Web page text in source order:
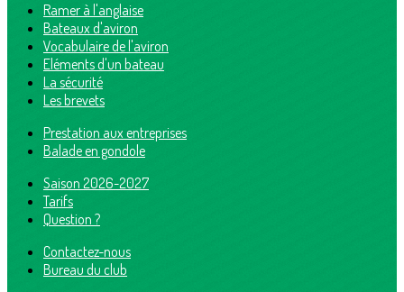
Ramer à l'anglaise
Bateaux d'aviron
Vocabulaire de l'aviron
Eléments d'un bateau
La sécurité
Les brevets
Prestation aux entreprises
Balade en gondole
Saison 2026-2027
Tarifs
Question ?
Contactez-nous
Bureau du club